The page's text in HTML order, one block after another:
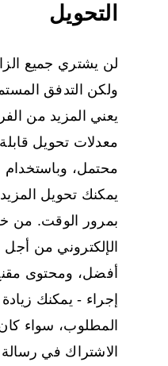
التحويل
لن يشتري جميع
ولكن التدفق
يعني المزيد من
معدلات تحويل
محتمل، وباستخدام
يمكنك تحويل
بمرور الوقت. من
الإلكتروني من
أفضل، ومحتوى
إجراء - يمكنك زيادة
المطلوب، سواء
الاشتراك في